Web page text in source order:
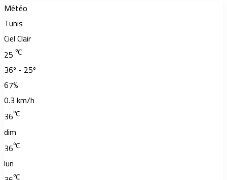
Météo
Tunis
Ciel Clair
25 ℃
36º - 25º
67%
0.3 km/h
36℃
dim
36℃
lun
℃